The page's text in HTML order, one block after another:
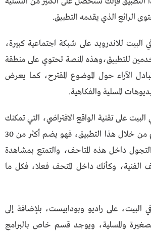
الرائع الذي يقدمه التطبيق.
للاندرويد على شبكة اجتماعية كبيرة،
للتطبيق،وهذه المنصة تحتوي على منطقة
الآراء حول الموضوع المقترح، كما يعرض
المسلية والفكاهية.
على تقنية الواقع الافتراضي، التي تمكنك
من السفر حول العالم من خلال هذا التطبيق، فهو يضم أكثر من 30
داخل هذه المتاحف، والتمتع بمشاهدة
الفنية، وكأنك داخل المتحف فعلا، فكل ما
على راديو وبودابيست، بلإضافة إلى
والمسلية، ويوجد قسم خاص بالبرامج